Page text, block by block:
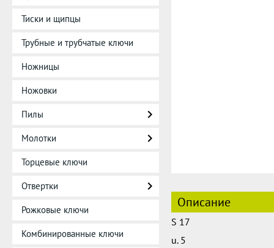
Тиски и щипцы
Трубные и трубчатые ключи
Ножницы
Ножовки
Пилы
Молотки
Торцевые ключи
Отвертки
Рожковые ключи
Комбинированные ключи
Описание
S 17
u. 5